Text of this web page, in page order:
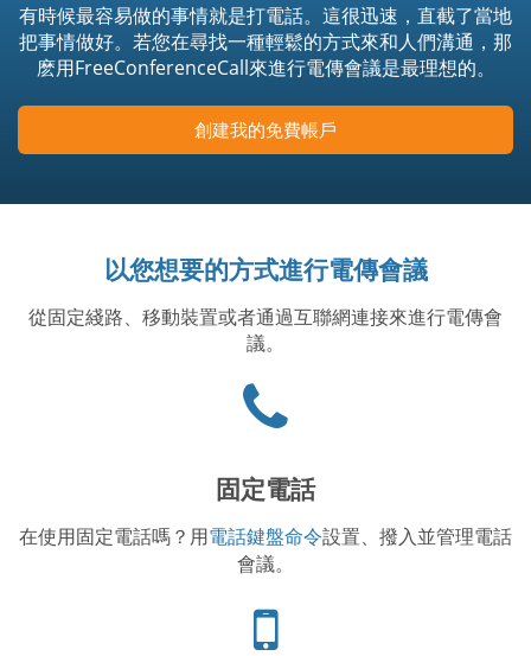
有時候最容易做的事情就是打電話。這很迅速，直截了當地
把事情做好。若您在尋找一種輕鬆的方式來和人們溝通，那
麽用FreeConferenceCall來進行電傳會議是最理想的。
創建我的免費帳戶
以您想要的方式進行電傳會議
從固定綫路、移動裝置或者通過互聯網連接來進行電傳會
議。
icon
固定電話
在使用固定電話嗎？用電話鍵盤命令設置、撥入並管理電話
會議。
手
機